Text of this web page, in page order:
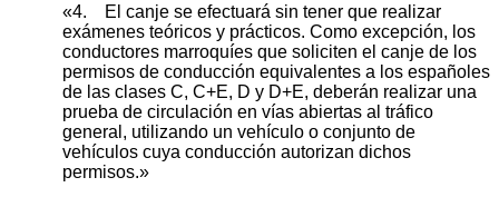
«4. El canje se efectuará sin tener que realizar
exámenes teóricos y prácticos. Como excepción, los
conductores marroquíes que soliciten el canje de los
permisos de conducción equivalentes a los españoles
de las clases C, C+E, D y D+E, deberán realizar una
prueba de circulación en vías abiertas al tráfico
general, utilizando un vehículo o conjunto de
vehículos cuya conducción autorizan dichos
permisos.»